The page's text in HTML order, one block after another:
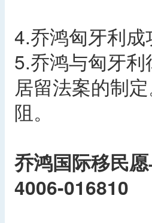
4.乔鸿匈牙利
5.乔鸿与匈牙
居留法案的制
阻。
乔鸿国际移民
4006-016810